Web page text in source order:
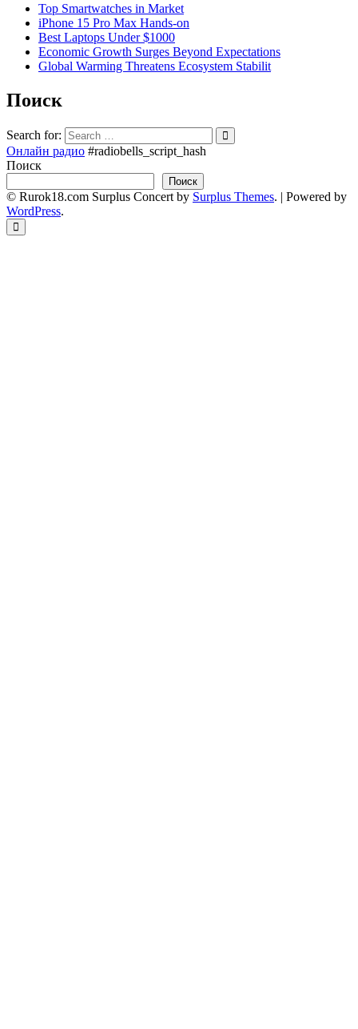
Top Smartwatches in Market
iPhone 15 Pro Max Hands-on
Best Laptops Under $1000
Economic Growth Surges Beyond Expectations
Global Warming Threatens Ecosystem Stabilit
Поиск
Search for:
Онлайн радио #radiobells_script_hash
Поиск
Поиск
© Rurok18.com Surplus Concert by Surplus Themes. | Powered by
WordPress.